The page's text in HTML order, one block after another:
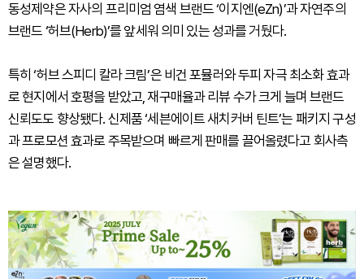
동성제약은 자사의 프리미엄 염색 브랜드 ‘이지엔(eZn)’과 자연주의
브랜드 ‘허브(Herb)’를 앞세워 의미 있는 성과를 거뒀다.
특히 ‘허브 스피디 칼라 크림’은 비건 포뮬러와 두피 자극 최소화 효과
로 현지에서 호평을 받았고, 재구매율과 리뷰 수가 크게 늘며 브랜드
신뢰도도 향상됐다. 신제품 ‘세븐에이트 새치커버 틴트’는 패키지 구성
과 프로모션 효과로 주목받으며 빠르게 판매를 끌어올렸다고 회사측
은 설명했다.